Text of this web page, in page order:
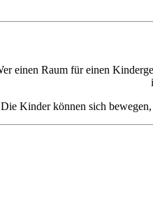
einen Raum für einen
Die Kinder können sich bewegen,